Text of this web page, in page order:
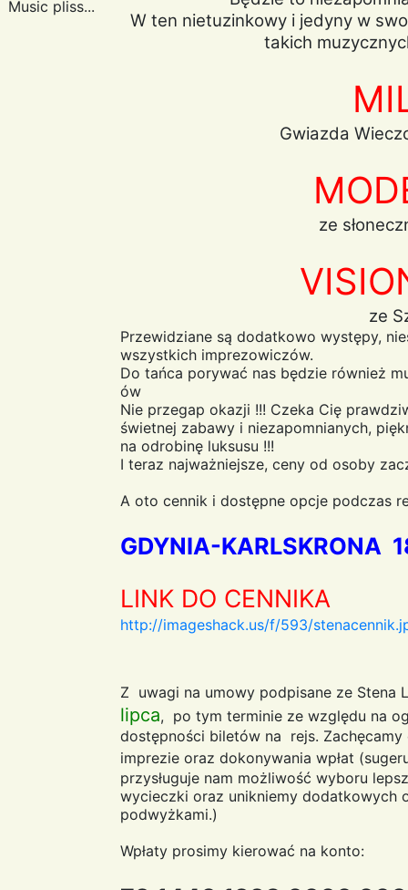
Music pliss...
W ten nietuzinkowy i jedyny w
takich
Gwiazda
ze
ze
Przewidziane są dodatkowo występy,
wszystkich imprezowiczów.
Do tańca porywać nas będzie również
ów
Nie przegap okazji !!! Czeka Cię
świetnej zabawy i niezapomnianych,
na odrobinę luksusu !!!
I teraz najważniejsze, ceny od osoby
A oto cennik i dostępne opcje podczas
GDYNIA-KARLSKRONA
LINK DO CENNIKA
http://imageshack.us/f/593/
Z uwagi na umowy podpisane ze Stena
lipca, po tym terminie ze względu na
dostępności biletów na rejs.
imprezie oraz dokonywania wpłat
przysługuje nam możliwość wyboru
wycieczki oraz unikniemy dodatkowych
podwyżkami.)
Wpłaty prosimy kierować na konto: